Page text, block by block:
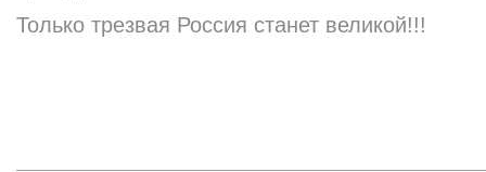
Только трезвая Россия станет великой!!!